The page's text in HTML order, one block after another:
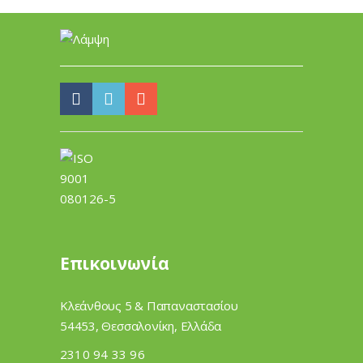
Επικοινωνία
Κλεάνθους 5 & Παπαναστασίου
54453, Θεσσαλονίκη, Ελλάδα
2310 94 33 96